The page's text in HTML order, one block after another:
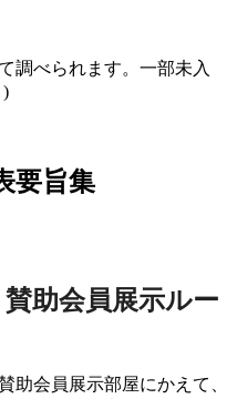
調べられます。一部未入
)
要旨集
助会員展示ルー
助会員展示部屋にかえて、